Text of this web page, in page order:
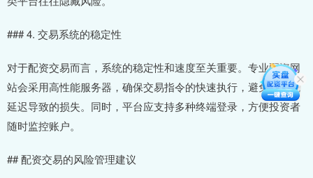
### 4. 交易系统的稳定性
对于配资交易而言，系统的稳定性和速度至关重要。专业配资网
站会采用高性能服务器，确保交易指令的快速执行，避免因系统
延迟导致的损失。同时，平台应支持多种终端登录，方便投资者
随时监控账户。
## 配资交易的风险管理建议